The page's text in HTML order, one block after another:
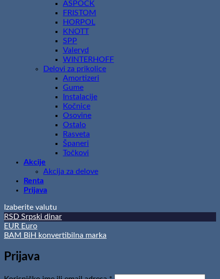
ASPOCK
FRISTOM
HORPOL
KNOTT
SPP
Valeryd
WINTERHOFF
Delovi za prikolice
Amortizeri
Gume
Instalacije
Kočnice
Osovine
Ostalo
Rasveta
Španeri
Točkovi
Akcije
Akcija za delove
Renta
Prijava
Izaberite valutu
RSD Srpski dinar
EUR Euro
BAM
BiH konvertibilna marka
Prijava